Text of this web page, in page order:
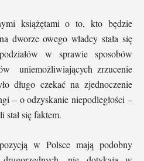
książętami o to, kto będzie
dworze owego władcy stała się
w sprawie sposobów
uniemożliwiających zrzucenie
długo czekać na zjednoczenie
– o odzyskanie niepodległości –
się faktem.
w Polsce mają podobny